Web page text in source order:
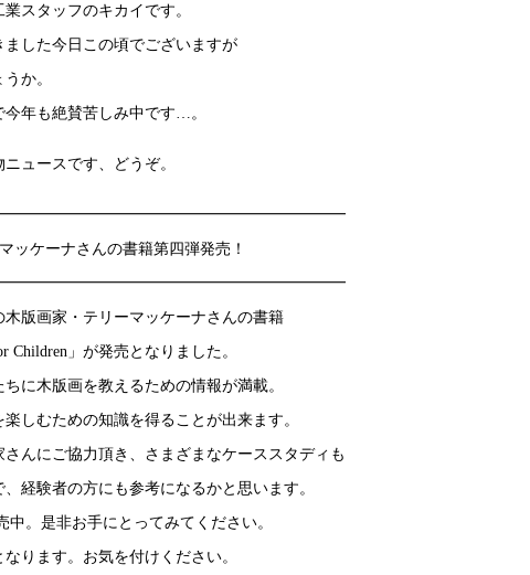
スタッフのキカイです。
ました今日この頃でございますが
か。
年も絶賛苦しみ中です…。
ュースです、どうぞ。
ッケーナさんの書籍第四弾発売！
木版画家・テリーマッケーナさんの書籍
Children」が発売となりました。
に木版画を教えるための情報が満載。
しむための知識を得ることが出来ます。
さんにご協力頂き、さまざまなケーススタディも
経験者の方にも参考になるかと思います。
中。是非お手にとってみてください。
ります。お気を付けください。